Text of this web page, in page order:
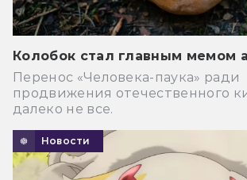
Колобок стал главным мемом
Перенос «Человека-паука» ради
продвижения отечественного
далеко не все.
Новости